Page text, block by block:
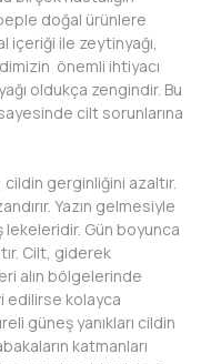
doğal ürünlere
ile zeytinyağı,
önemli ihtiyacı
oldukça zengindir. Bu
cilt sorunlarına
gerginliğini azaltır.
Yazın gelmesiyle
Gün boyunca
Cilt, giderek
alın bölgelerinde
edilirse kolayca
güneş yanıkları cildin
katmanları